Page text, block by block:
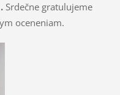
Srdečne gratulujeme
oceneniam.